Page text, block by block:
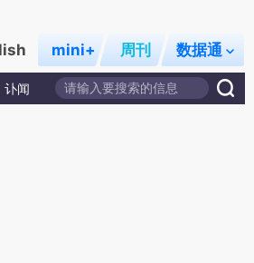
mini+ 周刊 数据通
讣闻